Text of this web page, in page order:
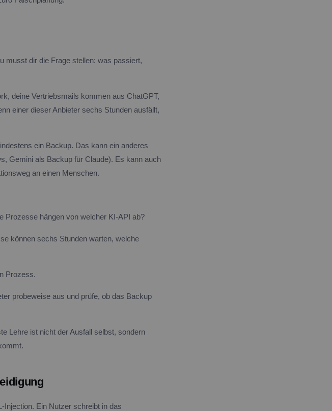
musst dir die Frage stellen: was passiert,
deine Vertriebsmails kommen aus ChatGPT,
einer dieser Anbieter sechs Stunden ausfällt,
ein Backup. Das kann ein anderes
Gemini als Backup für Claude). Es kann auch
an einen Menschen.
Prozesse hängen von welcher KI-API ab?
können sechs Stunden warten, welche
Prozess.
probeweise aus und prüfe, ob das Backup
Lehre ist nicht der Ausfall selbst, sondern
Injection. Ein Nutzer schreibt in das